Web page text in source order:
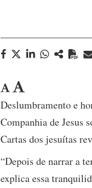
Deslumbramento e
Companhia de Jesus
Cartas dos jesuítas
“Depois de narrar a
explica essa